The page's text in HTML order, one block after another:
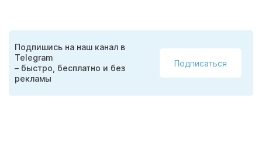
Подпишись на наш канал в
Telegram
– быстро, бесплатно и без
рекламы
Подписаться